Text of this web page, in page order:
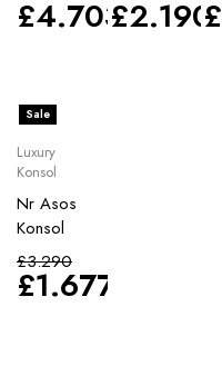
£4.703£2.190£
Sale
Luxury
Konsol
Nr Asos
Konsol
£3.290
£1.677